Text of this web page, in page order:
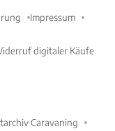
Impressum
digitaler Käufe
Caravaning